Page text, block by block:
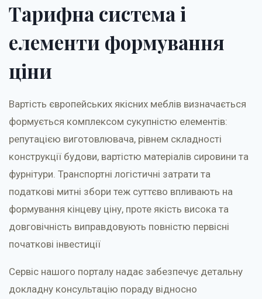
Тарифна система і
елементи формування
ціни
Вартість європейських якісних меблів визначається
формується комплексом сукупністю елементів:
репутацією виготовлювача, рівнем складності
конструкції будови, вартістю матеріалів сировини та
фурнітури. Транспортні логістичні затрати та
податкові митні збори теж суттєво впливають на
формування кінцеву ціну, проте якість висока та
довговічність виправдовують повністю первісні
початкові інвестиції
Сервіс нашого порталу надає забезпечує детальну
докладну консультацію пораду відносно